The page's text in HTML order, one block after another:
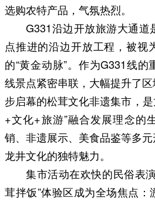
选购农特产品，气氛热烈。
G331沿边开放旅游大通道
点推进的沿边开放工程，被视
的“黄金动脉”。作为G331线
线景点紧密串联，大幅提升了
步启幕的松茸文化非遗集市，
+文化+旅游”融合发展理念的
销、非遗展示、美食品鉴等多
龙井文化的独特魅力。
集市活动在欢快的民俗表
茸拌饭”体验区成为全场焦点：